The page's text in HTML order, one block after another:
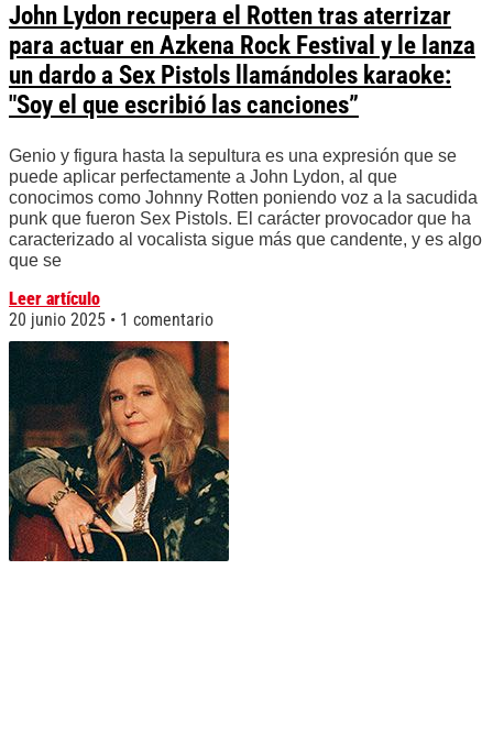
John Lydon recupera el Rotten tras aterrizar
para actuar en Azkena Rock Festival y le lanza
un dardo a Sex Pistols llamándoles karaoke:
"Soy el que escribió las canciones”
Genio y figura hasta la sepultura es una expresión que se
puede aplicar perfectamente a John Lydon, al que
conocimos como Johnny Rotten poniendo voz a la sacudida
punk que fueron Sex Pistols. El carácter provocador que ha
caracterizado al vocalista sigue más que candente, y es algo
que se
Leer artículo
20 junio 2025
1 comentario